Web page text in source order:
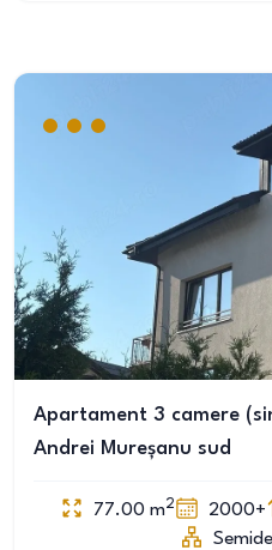
Apartament 3 camere
Andrei Mureșanu sud
77.00 m2 2000+